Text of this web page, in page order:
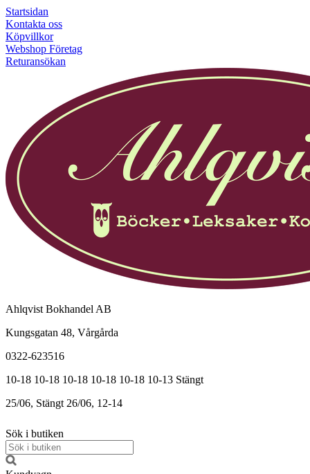
Startsidan
Kontakta oss
Köpvillkor
Webshop Företag
Returansökan
Ahlqvist Bokhandel AB
Kungsgatan 48, Vårgårda
0322-623516
10-18 10-18 10-18 10-18 10-18 10-13 Stängt
25/06, Stängt 26/06, 12-14
Sök i butiken